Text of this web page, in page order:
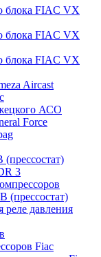
блока FIAC VX
блока FIAC VX
блока FIAC VX
Aircast
АСО
Force
(прессостат)
3
(прессостат)
реле давления
Fiac